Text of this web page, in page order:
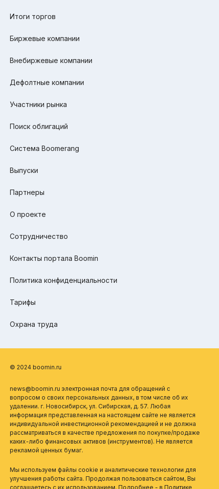
Итоги торгов
Биржевые компании
Внебиржевые компании
Дефолтные компании
Участники рынка
Поиск облигаций
Система Boomerang
Выпуски
Партнеры
О проекте
Сотрудничество
Контакты портала Boomin
Политика конфиденциальности
Тарифы
Охрана труда
© 2024 boomin.ru
news@boomin.ru электронная почта для обращений с
вопросом о своих персональных данных, в том числе об их
удалении. г. Новосибирск, ул. Сибирская, д. 57. Любая
информация представленная на настоящем сайте не является
индивидуальной инвестиционной рекомендацией и не должна
рассматриваться в качестве предложения по покупке/продаже
каких-либо финансовых активов (инструментов). Не является
рекламой ценных бумаг.
Мы используем файлы cookie и аналитические технологии для
улучшения работы сайта. Продолжая пользоваться сайтом, Вы
соглашаетесь с их использованием. Подробнее - в Политике